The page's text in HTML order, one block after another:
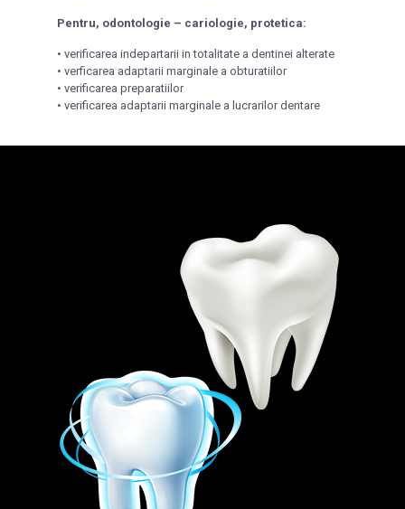
Pentru, odontologie – cariologie, protetica:
• verificarea indepartarii in totalitate a dentinei alterate
• verficarea adaptarii marginale a obturatiilor
• verificarea preparatiilor
• verificarea adaptarii marginale a lucrarilor dentare